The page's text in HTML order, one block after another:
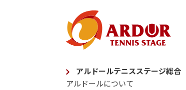
アルドールテニスステージ総合
アルドールについて